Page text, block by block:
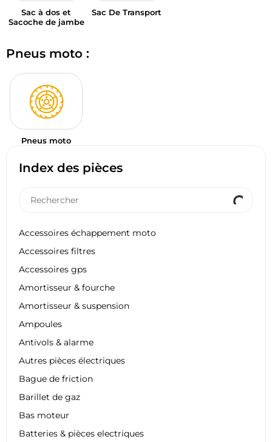
Index des pièces
Accessoires échappement moto
Accessoires filtres
Accessoires gps
Amortisseur & fourche
Amortisseur & suspension
Ampoules
Antivols & alarme
Autres pièces électriques
Bague de friction
Barillet de gaz
Bas moteur
Batteries & pièces electriques
Sac à dos et
Sacoche de jambe
Sac De Transport
Pneus moto :
Pneus moto